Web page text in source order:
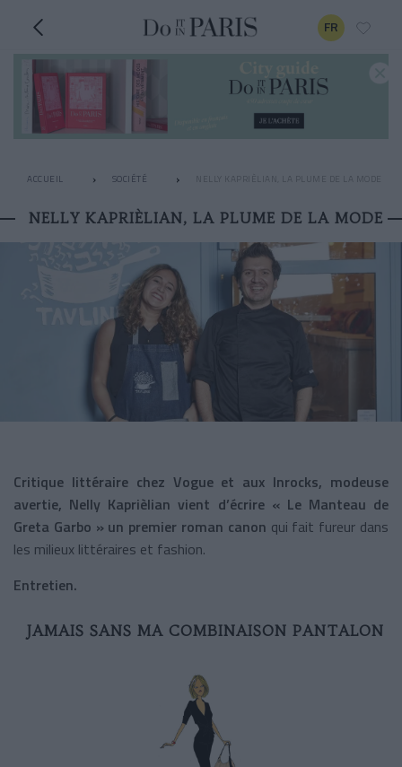
FR
ACCUEIL SOCIÉTÉ NELLY KAPRIÈLIAN, LA PLUME DE LA MODE
NELLY KAPRIÈLIAN, LA PLUME DE LA MODE
Critique littéraire chez Vogue et aux Inrocks, modeuse
avertie, Nelly Kaprièlian vient d’écrire « Le Manteau de
Greta Garbo » un premier roman canon qui fait fureur dans
les milieux littéraires et fashion.
Entretien.
JAMAIS SANS MA COMBINAISON PANTALON